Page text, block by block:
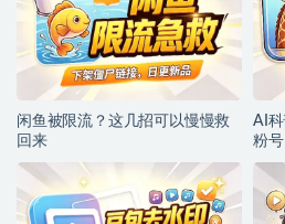
闲鱼被限流？这几招可以慢慢救
回来
AI
粉号